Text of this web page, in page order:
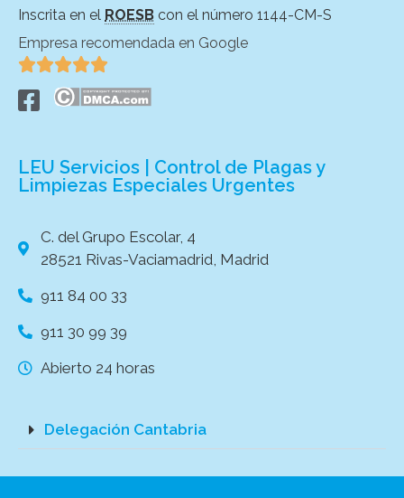
Inscrita en el ROESB con el número 1144-CM-S
Empresa recomendada en Google

LEU Servicios | Control de Plagas y
Limpiezas Especiales Urgentes
C. del Grupo Escolar, 4
28521 Rivas-Vaciamadrid, Madrid
911 84 00 33
911 30 99 39
Abierto 24 horas
Delegación Cantabria